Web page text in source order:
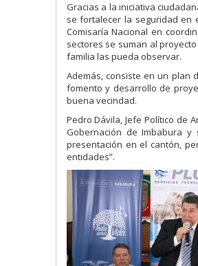
Gracias a la iniciativa
se fortalecer la seguridad en
Comisaría Nacional en
sectores se suman al
familia las pueda observar.
Además, consiste en un plan
fomento y desarrollo de
buena vecindad.
Pedro Dávila, Jefe Político de
Gobernación de Imbabura
presentación en el cantón,
entidades”.